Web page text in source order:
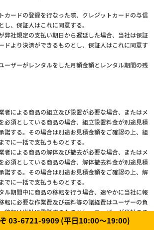
カードの登録を行なった際、クレジットカードの与信
し、保証人はこれに同意する。
弊社規定の支払い期日から遅延した場合、当社は保証
ドより決済ができるものとし、保証人はこれに同意す
ーザーがレンタルをした月額金額とレンタル期間の残
者による商品の組立及び設置が必要な場合、またはメ
必須としている商品の場合、組立設置料金が別途見積
諾する。その場合は別途お見積金額をご確認の上、組
でに一括で支払うものとする。
者による商品の解体及び撤去が必要な場合、またはメ
必須としている商品の場合、解体撤去料金が別途見積
諾する。その場合は別途お見積金額をご確認の上、解
でに一括で支払うものとする。
ル期間中に商品の移転を行う場合、速やかに当社に報
転に必要な作業費及び送料等の諸経費はユーザーの負
移転は当社に委託するものとし、ユーザーが当社の承
ことを禁止する。
03-6721-9909 (平日10:00～19:00)